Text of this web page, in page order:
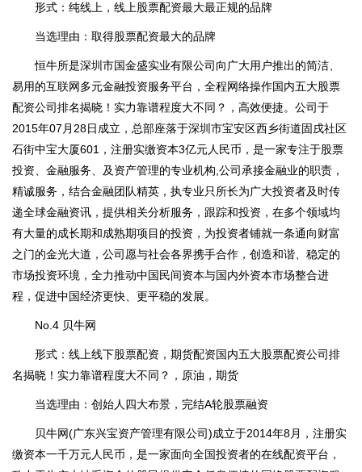
形式：纯线上，线上股票配资最大最正规的品牌
当选理由：取得股票配资最大的品牌
恒牛所是深圳市国金盛实业有限公司向广大用户推出的简洁、
易用的互联网多元金融投资服务平台，全程网络操作国内五大股票
配资公司排名揭晓！实力靠谱程度大不同？，高效便捷。公司于
2015年07月28日成立，总部座落于深圳市宝安区西乡街道固戌社区
石街中宝大厦601，注册实缴资本3亿元人民币，是一家专注于股票
投资、金融服务、及资产管理的专业机构,公司承接金融业的职责，
精诚服务，结合金融团队精英，执专业只所长为广大投资者及时传
递全球金融资讯，提供相关分析服务，跟踪和投资，在多个领域均
有大量的成长期和成熟期项目的投资，为投资者铺就一条通向财富
之门的金光大道，公司愿与社会各界携手合作，创造和谐、稳定的
市场投资环境，全力推动中国民间资本与国内外资本市场整合进
程，促进中国经济更快、更平稳的发展。
No.4 贝牛网
形式：线上线下股票配资，期货配资国内五大股票配资公司排
名揭晓！实力靠谱程度大不同？，原油，期货
当选理由：创始人四大布景，完结A轮股票融资
贝牛网(广东兴宝资产管理有限公司)成立于2014年8月，注册实
缴资本一千万元人民币，是一家面向全国投资者的在线配资平台，